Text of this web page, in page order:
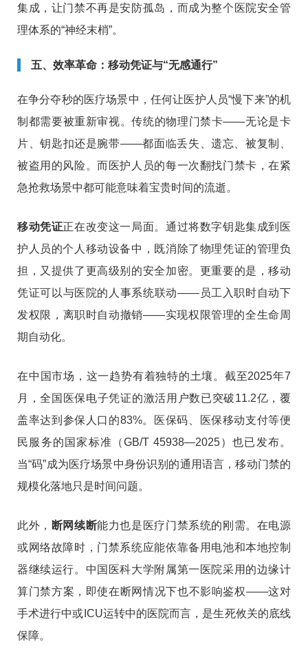
集成，让门禁不再是安防孤岛，而成为整个医院安全管
理体系的“神经末梢”。
五、效率革命：移动凭证与“无感通行”
在争分夺秒的医疗场景中，任何让医护人员“慢下来”的机
制都需要被重新审视。传统的物理门禁卡——无论是卡
片、钥匙扣还是腕带——都面临丢失、遗忘、被复制、
被盗用的风险。而医护人员的每一次翻找门禁卡，在紧
急抢救场景中都可能意味着宝贵时间的流逝。
移动凭证正在改变这一局面。通过将数字钥匙集成到医
护人员的个人移动设备中，既消除了物理凭证的管理负
担，又提供了更高级别的安全加密。更重要的是，移动
凭证可以与医院的人事系统联动——员工入职时自动下
发权限，离职时自动撤销——实现权限管理的全生命周
期自动化。
在中国市场，这一趋势有着独特的土壤。截至2025年7
月，全国医保电子凭证的激活用户数已突破11.2亿，覆
盖率达到参保人口的83%。医保码、医保移动支付等便
民服务的国家标准（GB/T 45938—2025）也已发布。
当“码”成为医疗场景中身份识别的通用语言，移动门禁的
规模化落地只是时间问题。
此外， 断网续断能力也是医疗门禁系统的刚需。在电源
或网络故障时，门禁系统应能依靠备用电池和本地控制
器继续运行。中国医科大学附属第一医院采用的边缘计
算门禁方案，即使在断网情况下也不影响鉴权——这对
手术进行中或ICU运转中的医院而言，是生死攸关的底线
保障。